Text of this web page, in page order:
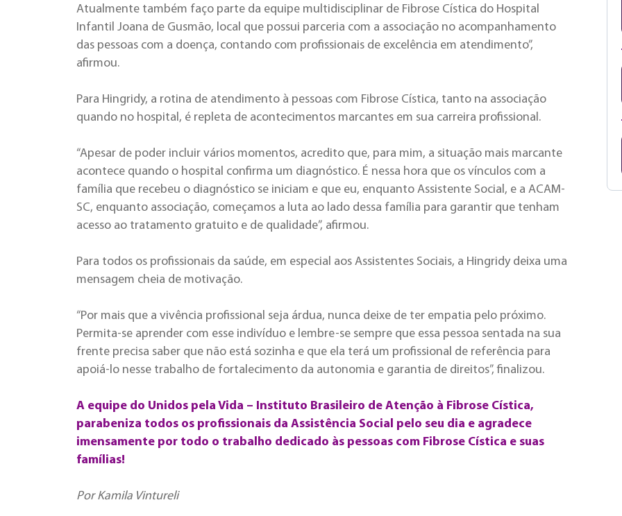
Atualmente também faço parte da equipe multidisciplinar de Fibrose Cística do Hospital
Infantil Joana de Gusmão, local que possui parceria com a associação no acompanhamento
das pessoas com a doença, contando com profissionais de excelência em atendimento”,
afirmou.
Para Hingridy, a rotina de atendimento à pessoas com Fibrose Cística, tanto na associação
quando no hospital, é repleta de acontecimentos marcantes em sua carreira profissional.
“Apesar de poder incluir vários momentos, acredito que, para mim, a situação mais marcante
acontece quando o hospital confirma um diagnóstico. É nessa hora que os vínculos com a
família que recebeu o diagnóstico se iniciam e que eu, enquanto Assistente Social, e a ACAM-
SC, enquanto associação, começamos a luta ao lado dessa família para garantir que tenham
acesso ao tratamento gratuito e de qualidade”, afirmou.
Para todos os profissionais da saúde, em especial aos Assistentes Sociais, a Hingridy deixa uma
mensagem cheia de motivação.
“Por mais que a vivência profissional seja árdua, nunca deixe de ter empatia pelo próximo.
Permita-se aprender com esse indivíduo e lembre-se sempre que essa pessoa sentada na sua
frente precisa saber que não está sozinha e que ela terá um profissional de referência para
apoiá-lo nesse trabalho de fortalecimento da autonomia e garantia de direitos”, finalizou.
A equipe do Unidos pela Vida – Instituto Brasileiro de Atenção à Fibrose Cística,
parabeniza todos os profissionais da Assistência Social pelo seu dia e agradece
imensamente por todo o trabalho dedicado às pessoas com Fibrose Cística e suas
famílias!
Por Kamila Vintureli